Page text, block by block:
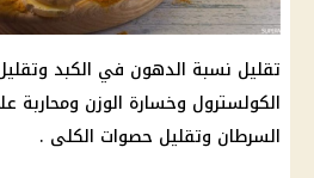
تقليل نسبة الدهون في الكبد
الكولسترول وخسارة الوزن ومحاربة
السرطان وتقليل حصوات الكلى .